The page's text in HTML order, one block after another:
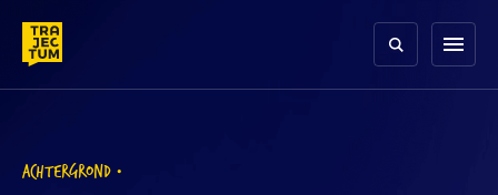
content
menu
ACHTERGROND